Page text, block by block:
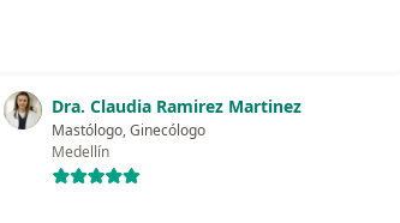
Dra. Claudia Ramirez Martinez
Mastólogo, Ginecólogo
Medellín